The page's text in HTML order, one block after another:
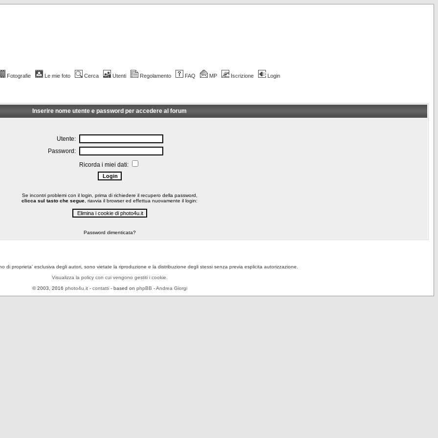
Fotografie Le mie foto Cerca Utenti Regolamento FAQ MP Iscrizione Login
Inserire nome utente e password per accedere al forum
Utente:
Password:
Ricorda i miei dati:
Se incontri problemi con il login, prima di richiedere il recupero della password,
clicca sul tasto che segue , riavvia il browser ed effettua nuovamente il login:
Password dimenticata?
di proprieta' esclusiva degli autori, sono vietate la riproduzione e la distribuzione degli stessi senza previa esplicita autorizzazione.
Visualizza la policy con cui vengono gestiti i cookie.
© 2003, 2016 photo4u.it- contatti- based on phpBB -Andrea Giorgi